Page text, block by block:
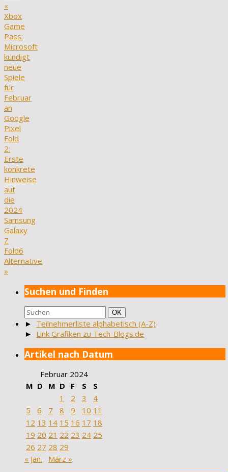
«
Xbox
Game
Pass:
Microsoft
kündigt
neue
Spiele
für
Februar
an
Google
Pixel
Fold
2:
Erste
konkrete
Hinweise
auf
die
2024
Samsung
Galaxy
Z
Fold6
Alternative
»
Suchen und Finden
Suchen
nach:
Suchen
OK
► Teilnehmerliste alphabetisch (A-Z)
► Link Grafiken zu Tech-Blogs.de
Artikel nach Datum
Februar 2024
M D M D F S
S
1
2 3
4
5
6 7 8 9 10 11
12 13 14 15 16 17 18
19 20 21 22 23 24 25
26 27 28 29
« Jan.
März »